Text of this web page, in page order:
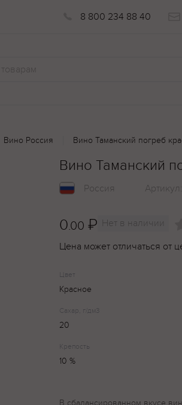
8 800 234 88 40
Вино Россия Вино Таманский погреб
Вино Таманский
Россия Артикул:
0.00 ₽ Нет в наличии
Цена может отличаться от
Цвет
Красное
Сахар, г/дм3
20
Крепость
10 %
В сбалансированном вкусе